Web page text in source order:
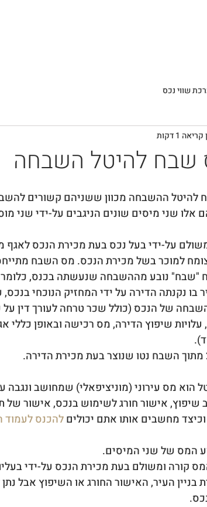
שווי נכס
שבח להיטל השבחה
1 דקות
להיטל ההשבחה מכוון ששניהם קשורים
שני מיסים שונים הניגבים על-ידי שני
על-ידי בעל נכס בעת מכירת הנכס לאגף
למוכר בשל מכירת הנכס. מס השבח
"שבח" נובע מההשבחה שנעשתה בכנס,
בו נקנתה הדירה על ידי המחזיק הנוכחי
של הנכס (כולל שכר טרחה לעורך דין
הדירה), עלויות שיפוץ הדירה, מס רכישה ובאופן
הוא מס עירוני (מוניציפאלי) שמחושב ונגבה
אישור חורג לשימוש בנכס, אישור של
מחשבים אותו אתם יכולים להכנס לעמוד
המס של שני המיסים.
קורה ומשולם בעת מכירת הנכס על-ידי
בניין העיר, האישור החורג או השיפוץ אבל